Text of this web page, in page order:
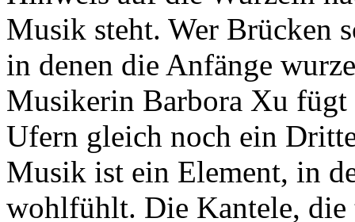
Musik steht. Wer Brücken
in denen die Anfänge
Musikerin Barbora Xu fügt
Ufern gleich noch ein
Musik ist ein Element, in
wohlfühlt. Die Kantele,